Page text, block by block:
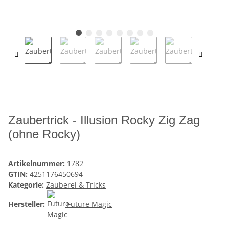
Zaubertrick - Illusion Rocky Zig Zag
(ohne Rocky)
Artikelnummer: 1782
GTIN: 4251176450694
Kategorie: Zauberei & Tricks
Hersteller:
Future Magic